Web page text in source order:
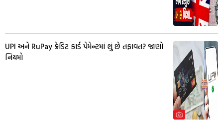
UPI અને RuPay ક્રેડિટ કાર્ડ પેમેન્ટમાં શું છે તફાવત? જાણો
નિયમો